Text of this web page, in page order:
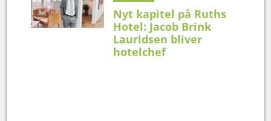
Nyt kapitel på Ruths
Hotel: Jacob Brink
Lauridsen bliver
hotelchef